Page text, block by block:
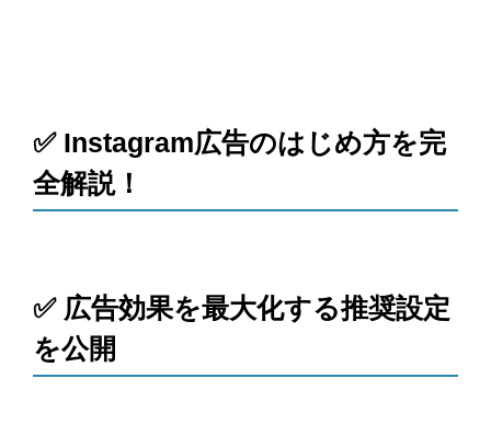
✅ Instagram広告のはじめ方を完
全解説！
✅ 広告効果を最大化する推奨設定
を公開